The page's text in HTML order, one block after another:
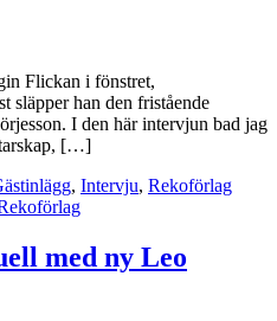
Flickan i fönstret,
släpper han den fristående
I den här intervjun bad jag
[…]
, Intervju, Rekoförlag
med ny Leo